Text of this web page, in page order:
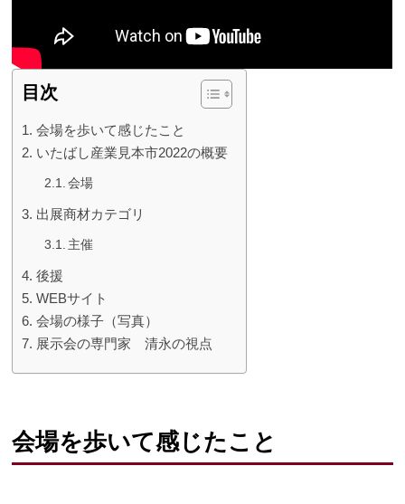
目次
会場を歩いて感じたこと
いたばし産業見本市2022の概要
会場
出展商材カテゴリ
主催
後援
WEBサイト
会場の様子（写真）
展示会の専門家 清永の視点
会場を歩いて感じたこと